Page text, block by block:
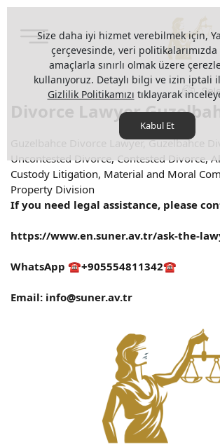
Divorce Lawyer
Guzelbahce Divorce Lawyer, Guzelbahce
Uncontested Divorce, Contested Divorce,
Custody Litigation, Material and Moral
Property Division
If you need legal assistance, please
https://www.en.suner.av.tr/ask-the-
WhatsApp ☎️+905554811342☎️
Email: info@suner.av.tr
Size daha iyi hizmet verebilmek için,
çerçevesinde, veri
amaçlarla sınırlı olmak üzere
kullanıyoruz. Detaylı bilgi ve izin iptali
Gizlilik Politikamızı tıklayarak
Kabul Et